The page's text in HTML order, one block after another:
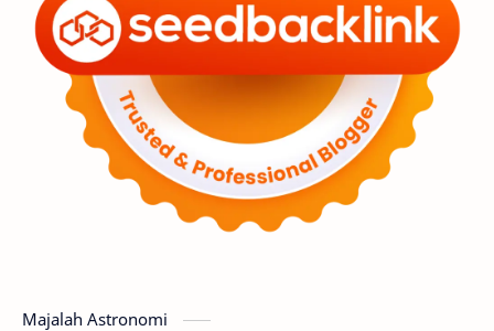
Penelitian Serba-serbi Satelit
Luar Angkasa Video Aurora
Supernova Nebula Sponsored
Featured Mars
GMT 2016
Majalah Astronomi